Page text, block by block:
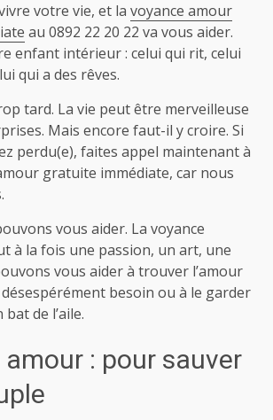
votre vie, et la voyance amour
au 0892 22 20 22 va vous aider.
enfant intérieur : celui qui rit, celui
qui a des rêves.
tard. La vie peut être merveilleuse
Mais encore faut-il y croire. Si
perdu(e), faites appel maintenant à
gratuite immédiate, car nous
vous aider. La voyance
à la fois une passion, un art, une
vous aider à trouver l’amour
besoin ou à le garder
de l’aile.
: pour sauver